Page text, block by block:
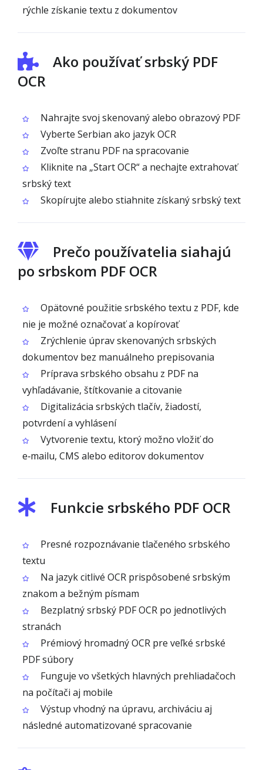
rýchle získanie textu z dokumentov
Ako používať srbský PDF
OCR
Nahrajte svoj skenovaný alebo obrazový PDF
Vyberte Serbian ako jazyk OCR
Zvoľte stranu PDF na spracovanie
Kliknite na „Start OCR“ a nechajte extrahovať
srbský text
Skopírujte alebo stiahnite získaný srbský text
Prečo používatelia siahajú
po srbskom PDF OCR
Opätovné použitie srbského textu z PDF, kde
nie je možné označovať a kopírovať
Zrýchlenie úprav skenovaných srbských
dokumentov bez manuálneho prepisovania
Príprava srbského obsahu z PDF na
vyhľadávanie, štítkovanie a citovanie
Digitalizácia srbských tlačív, žiadostí,
potvrdení a vyhlásení
Vytvorenie textu, ktorý možno vložiť do
e‑mailu, CMS alebo editorov dokumentov
Funkcie srbského PDF OCR
Presné rozpoznávanie tlačeného srbského
textu
Na jazyk citlivé OCR prispôsobené srbským
znakom a bežným písmam
Bezplatný srbský PDF OCR po jednotlivých
stranách
Prémiový hromadný OCR pre veľké srbské
PDF súbory
Funguje vo všetkých hlavných prehliadačoch
na počítači aj mobile
Výstup vhodný na úpravu, archiváciu aj
následné automatizované spracovanie